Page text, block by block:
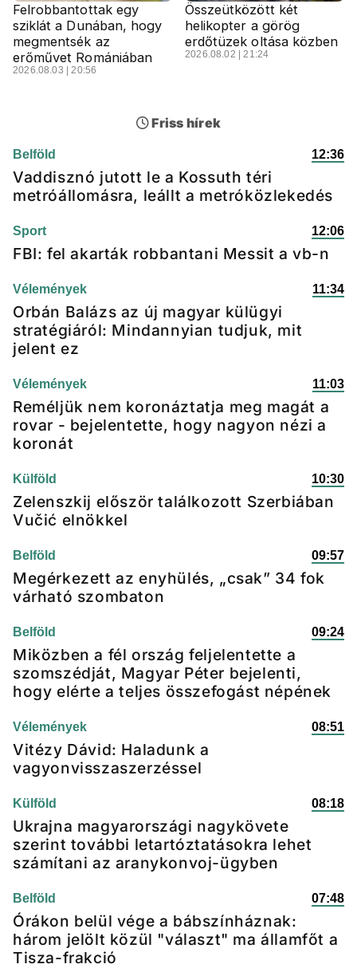
Felrobbantottak egy
sziklát a Dunában, hogy
megmentsék az
erőművet Romániában
2026.08.03 | 20:56
Összeütközött két
helikopter a görög
erdőtüzek oltása közben
2026.08.02 | 21:24
Friss hírek
Belföld 12:36
Vaddisznó jutott le a Kossuth téri
metróállomásra, leállt a metróközlekedés
Sport 12:06
FBI: fel akarták robbantani Messit a vb-n
Vélemények 11:34
Orbán Balázs az új magyar külügyi
stratégiáról: Mindannyian tudjuk, mit
jelent ez
Vélemények 11:03
Reméljük nem koronáztatja meg magát a
rovar - bejelentette, hogy nagyon nézi a
koronát
Külföld 10:30
Zelenszkij először találkozott Szerbiában
Vučić elnökkel
Belföld 09:57
Megérkezett az enyhülés, „csak” 34 fok
várható szombaton
Belföld 09:24
Miközben a fél ország feljelentette a
szomszédját, Magyar Péter bejelenti,
hogy elérte a teljes összefogást népének
Vélemények 08:51
Vitézy Dávid: Haladunk a
vagyonvisszaszerzéssel
Külföld 08:18
Ukrajna magyarországi nagykövete
szerint további letartóztatásokra lehet
számítani az aranykonvoj-ügyben
Belföld 07:48
Órákon belül vége a bábszínháznak:
három jelölt közül "választ" ma államfőt a
Tisza-frakció